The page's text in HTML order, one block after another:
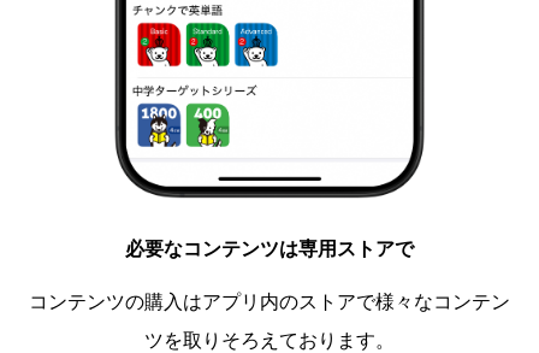
必要なコンテンツは専用ストアで
コンテンツの購入はアプリ内のストアで様々なコンテン
ツを取りそろえております。